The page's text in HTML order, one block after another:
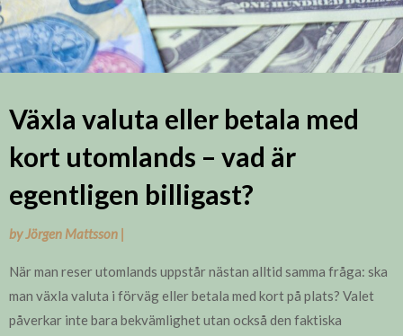
Växla valuta eller betala med
kort utomlands – vad är
egentligen billigast?
byJörgen Mattsson |
När man reser utomlands uppstår nästan alltid samma fråga: ska
man växla valuta i förväg eller betala med kort på plats? Valet
påverkar inte bara bekvämlighet utan också den faktiska